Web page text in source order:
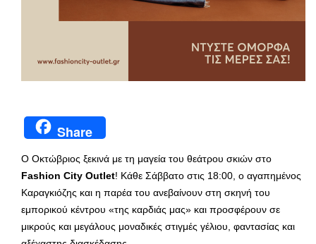
Share
Ο Οκτώβριος ξεκινά με τη μαγεία του θεάτρου σκιών στο
Fashion City Outlet! Κάθε Σάββατο στις 18:00, ο αγαπημένος
Καραγκιόζης και η παρέα του ανεβαίνουν στη σκηνή του
εμπορικού κέντρου «της καρδιάς μας» και προσφέρουν σε
μικρούς και μεγάλους μοναδικές στιγμές γέλιου, φαντασίας και